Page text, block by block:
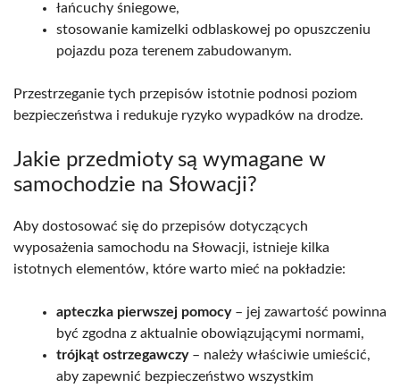
łańcuchy śniegowe,
stosowanie kamizelki odblaskowej po opuszczeniu
pojazdu poza terenem zabudowanym.
Przestrzeganie tych przepisów istotnie podnosi poziom
bezpieczeństwa i redukuje ryzyko wypadków na drodze.
Jakie przedmioty są wymagane w
samochodzie na Słowacji?
Aby dostosować się do przepisów dotyczących
wyposażenia samochodu na Słowacji, istnieje kilka
istotnych elementów, które warto mieć na pokładzie:
apteczka pierwszej pomocy– jej zawartość powinna
być zgodna z aktualnie obowiązującymi normami,
trójkąt ostrzegawczy– należy właściwie umieścić,
aby zapewnić bezpieczeństwo wszystkim